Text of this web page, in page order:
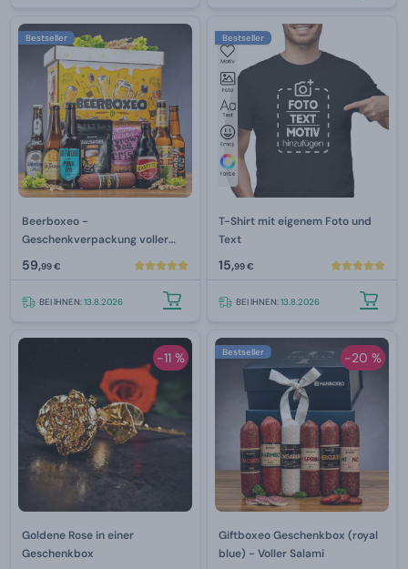
Bestseller
Beerboxeo -
Geschenkverpackung voller
Bierspezialitäten und Fleisch
59,99 €
BEI IHNEN:13.8.2026
Bestseller
T-Shirt mit eigenem Foto und
Text
15,99 €
BEI IHNEN:13.8.2026
-11 %
Goldene Rose in einer
Geschenkbox
-20 %
Bestseller
Giftboxeo Geschenkbox (royal
blue) - Voller Salami